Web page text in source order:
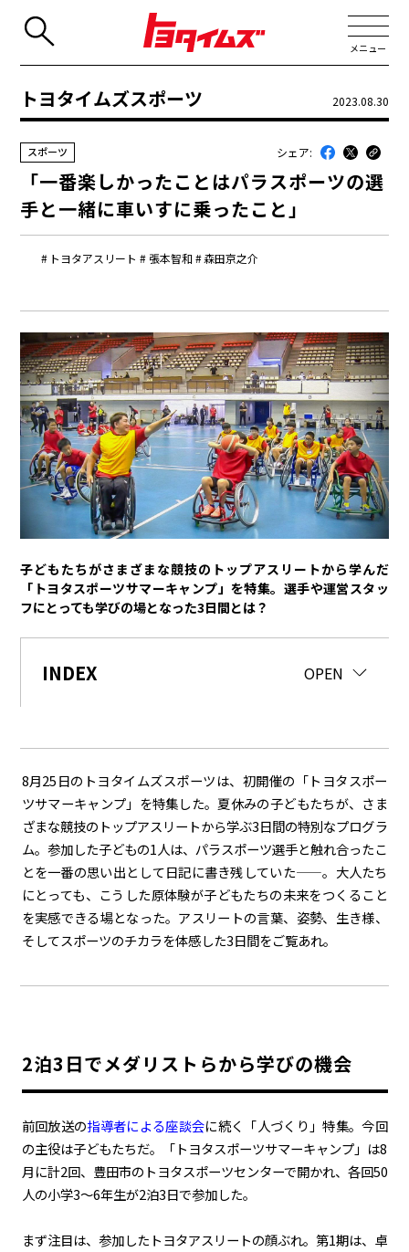
メニュー
JP
最近のトヨタ
連載
コラム
トヨタイムズニュース
トヨタイムズビジネス
トヨタイムズスポーツ
トヨタイムズPodcast
SDGs
スポーツ
クルマ
テクノロジー
カーボンニュートラル 水素エンジン BEV 燃料電池車（FCEV）
水素 Woven City
コーポレート
モノづくり 日本自動車工業会（自工会）
follow us
トヨタイムズスポーツ 2023.08.30
トヨタアスリート 張本智和 森田京之介
スポーツ シェア:
「一番楽しかったことはパラスポーツの選
手と一緒に車いすに乗ったこと」
子どもたちがさまざまな競技のトップアスリートから学んだ
「トヨタスポーツサマーキャンプ」を特集。選手や運営スタッ
フにとっても学びの場となった3日間とは？
INDEX OPEN
CLOSE
8月25日のトヨタイムズスポーツは、初開催の「トヨタスポー
ツサマーキャンプ」を特集した。夏休みの子どもたちが、さま
ざまな競技のトップアスリートから学ぶ3日間の特別なプログラ
ム。参加した子どもの1人は、パラスポーツ選手と触れ合ったこ
とを一番の思い出として日記に書き残していた——。大人たち
にとっても、こうした原体験が子どもたちの未来をつくること
を実感できる場となった。アスリートの言葉、姿勢、生き様、
そしてスポーツのチカラを体感した3日間をご覧あれ。
2泊3日でメダリストらから学びの機会
前回放送の指導者による座談会に続く「人づくり」特集。今回
の主役は子どもたちだ。「トヨタスポーツサマーキャンプ」は8
月に計2回、豊田市のトヨタスポーツセンターで開かれ、各回50
人の小学3〜6年生が2泊3日で参加した。
まず注目は、参加したトヨタアスリートの顔ぶれ。第1期は、卓